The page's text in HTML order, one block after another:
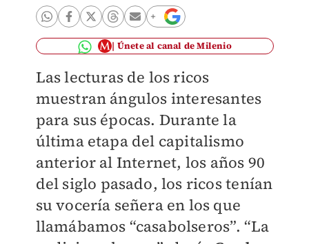
Únete al canal de Milenio
Las lecturas de los ricos
muestran ángulos interesantes
para sus épocas. Durante la
última etapa del capitalismo
anterior al Internet, los años 90
del siglo pasado, los ricos tenían
su vocería señera en los que
llamábamos “casabolseros”. “La